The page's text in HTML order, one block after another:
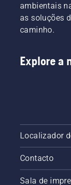
ambientais
as soluções
caminho.
Explore a
Localizador
Contacto
Sala de